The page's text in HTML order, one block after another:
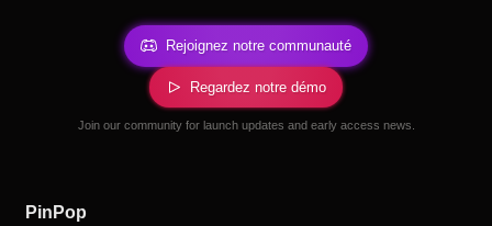
Rejoignez notre communauté
Regardez notre démo
Join our community for launch updates and early access news.
PinPop